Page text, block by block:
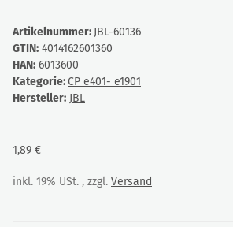
Artikelnummer: JBL-60136
GTIN: 4014162601360
HAN: 6013600
Kategorie:CP e401- e1901
Hersteller: JBL
1,89 €
inkl. 19% USt. , zzgl. Versand